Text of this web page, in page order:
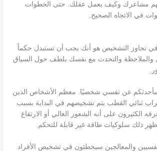
مشاعرك وكيف يعمل عقلك. حتى الخطوات
في الاتجاه الصحيح.
في تجاوز التشخيص هو أنك يجب أن تستبدل حكماً
والتحدث مع نفسك بلطف حول السياق
سأحدثكم عن نفسي شخصيًا. معظم الأشخاص الذين
ثنائي القطب يتم تشخيصهم في البداية بسبب
الكثيرون على أنه الشعور العالي أو الارتفاع
ذلك سلوكيات طاقة غير قابلة للتحكم.
والمعالجين سيخطئون في تشخيص الأفراد